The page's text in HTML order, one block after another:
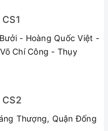
- Hoàng Quốc Việt -
Chí Công - Thụy
CS2
Thượng, Quận Đống